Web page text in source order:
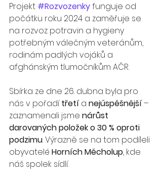
Projekt #Rozvozenky funguje od
počátku roku 2024 a zaměřuje se
na rozvoz potravin a hygieny
potřebným válečným veteránům,
rodinám padlých vojáků a
afghánským tlumočníkům AČR.
Sbírka ze dne 26. dubna byla pro
nás v pořadí třetí a nejúspěšnější –
zaznamenali jsme nárůst
darovaných položek o 30 % oproti
podzimu. Výrazně se na tom podíleli
obyvatelé Horních Měcholup, kde
náš spolek sídlí.